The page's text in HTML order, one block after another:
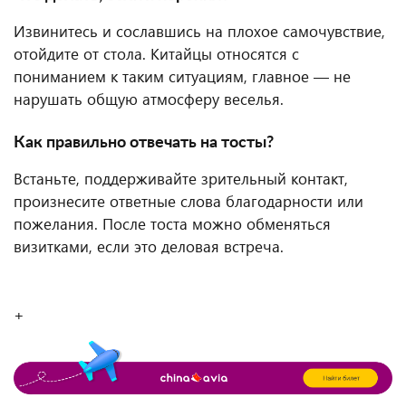
Извинитесь и сославшись на плохое самочувствие,
отойдите от стола. Китайцы относятся с
пониманием к таким ситуациям, главное — не
нарушать общую атмосферу веселья.
Как правильно отвечать на тосты?
Встаньте, поддерживайте зрительный контакт,
произнесите ответные слова благодарности или
пожелания. После тоста можно обменяться
визитками, если это деловая встреча.
+